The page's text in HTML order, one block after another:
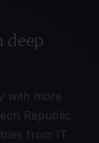
deep
with more
Republic.
from IT